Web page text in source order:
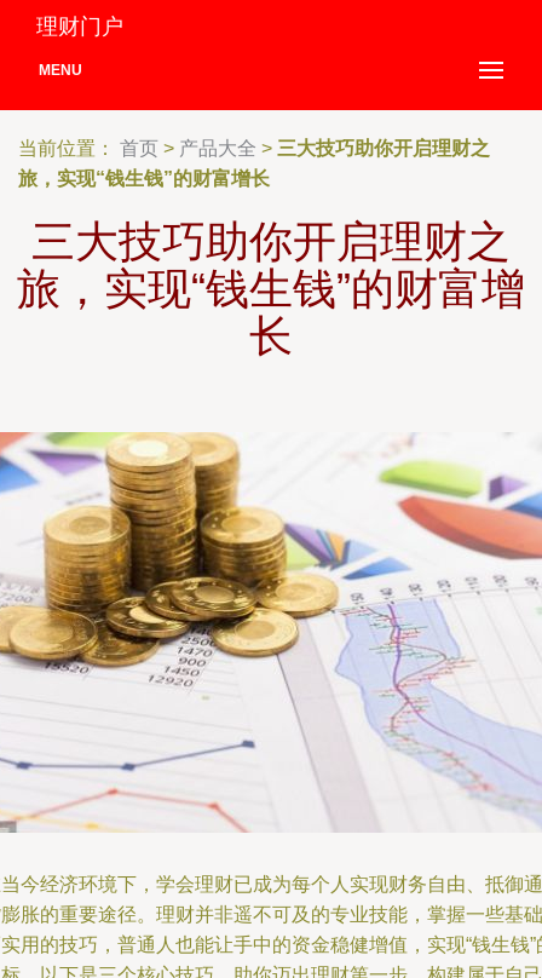
理财门户
MENU
当前位置： 首页 > 产品大全 > 三大技巧助你开启理财之
旅，实现“钱生钱”的财富增长
三大技巧助你开启理财之
旅，实现“钱生钱”的财富增
长
今经济环境下，学会理财已成为每个人实现财务自由、抵御通
胀的重要途径。理财并非遥不可及的专业技能，掌握一些基础
用的技巧，普通人也能让手中的资金稳健增值，实现“钱生钱”